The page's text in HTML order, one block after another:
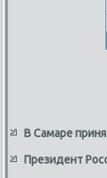
В Самаре
Президент